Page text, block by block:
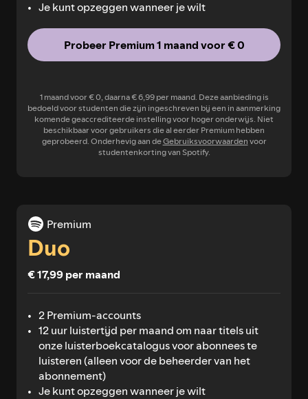
Je kunt opzeggen wanneer je wilt
Probeer Premium 1 maand voor € 0
1 maand voor € 0, daarna € 6,99 per maand. Deze aanbieding is
bedoeld voor studenten die zijn ingeschreven bij een in aanmerking
komende geaccrediteerde instelling voor hoger onderwijs. Niet
beschikbaar voor gebruikers die al eerder Premium hebben
geprobeerd. Onderhevig aan deGebruiksvoorwaardenvoor
studentenkorting van Spotify.
Premium
Duo
€ 17,99 per maand
2 Premium-accounts
12 uur luistertijd per maand om naar titels uit
onze luisterboekcatalogus voor abonnees te
luisteren (alleen voor de beheerder van het
abonnement)
Je kunt opzeggen wanneer je wilt